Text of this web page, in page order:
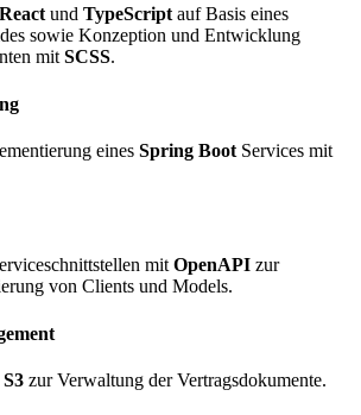
Reactund TypeScriptauf Basis eines
sowie Konzeption und Entwicklung
mitSCSS.
eines Spring Boot Services mit
mitOpenAPI zur
von Clients und Models.
zur Verwaltung der Vertragsdokumente.